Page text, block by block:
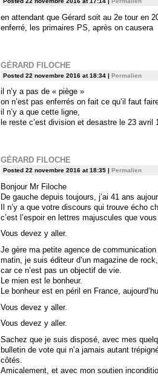
en attendant que Gérard soit au 2e tour en
enferré, les primaires PS, après on causera
GÉRARD FILOCHE
Posted 22 novembre 2016 at 18:34 | Permalien
il n’y a pas de « piège »
on n’est pas enferrés on fait ce qu’il faut
il n’y a que cette ligne,
le reste c’est division et desastre le 23 avril
GÉRARD FILOCHE
Posted 22 novembre 2016 at 18:35 | Permalien
Bonjour Mr Filoche
De gauche depuis toujours, j’ai 41 ans
Il n’y a que votre discours qui trouve écho
c’est l’espoir en lettres majuscules que
Vous devez y aller.
Je gère ma petite agence de
matin, je suis éditeur d’un magazine de
car ce n’est pas un objectif de vie.
Le mien est le bonheur.
Le bonheur est en péril en France,
Vous devez y aller.
Vous devez y aller.
Sachez que je suis disposé, avec mes
bulletin de vote qui n’a jamais autant
côtés.
Amicalement, et avec mon soutien